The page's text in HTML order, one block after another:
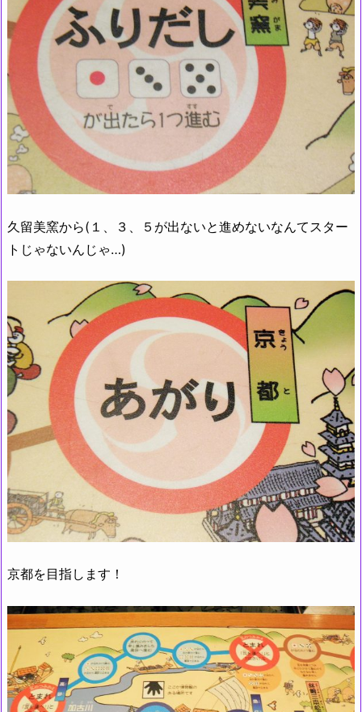
久留美窯から(１、３、５が出ないと進めないなんてスター
トじゃないんじゃ…)
京都を目指します！